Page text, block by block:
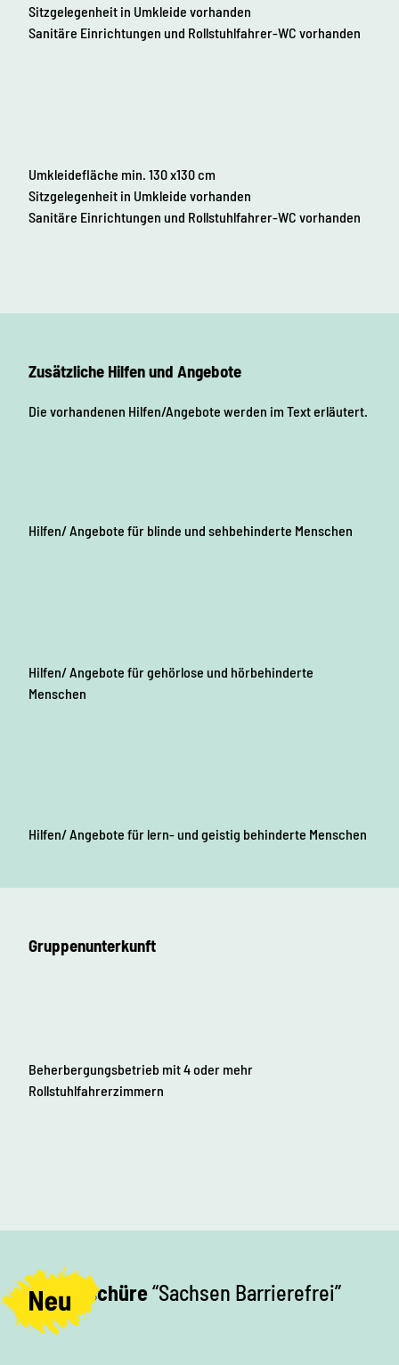
Sitzgelegenheit in Umkleide vorhanden
Sanitäre Einrichtungen und Rollstuhlfahrer-WC vorhanden
Umkleidefläche min. 130 x130 cm
Sitzgelegenheit in Umkleide vorhanden
Sanitäre Einrichtungen und Rollstuhlfahrer-WC vorhanden
Zusätzliche Hilfen und Angebote
Die vorhandenen Hilfen/Angebote werden im Text erläutert.
Hilfen/ Angebote für blinde und sehbehinderte Menschen
Hilfen/ Angebote für gehörlose und hörbehinderte
Menschen
Hilfen/ Angebote für lern- und geistig behinderte Menschen
Gruppenunterkunft
Beherbergungsbetrieb mit 4 oder mehr
Rollstuhlfahrerzimmern
Broschüre“Sachsen Barrierefrei”